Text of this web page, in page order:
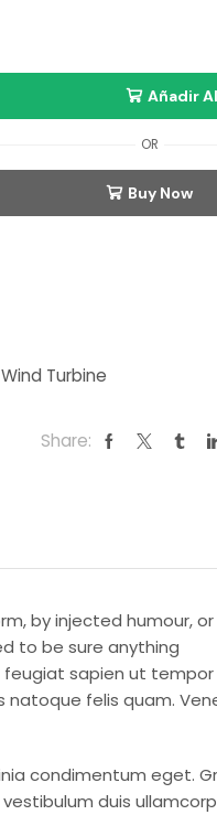
Añadir
OR
Buy Now
Wind Turbine
Share:
by injected humour, or
to be sure anything
feugiat sapien ut
natoque felis quam.
condimentum eget.
duis